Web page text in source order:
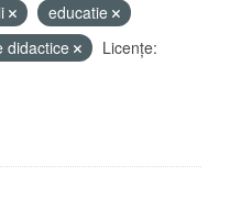
educatie
didactice
Licenţe: